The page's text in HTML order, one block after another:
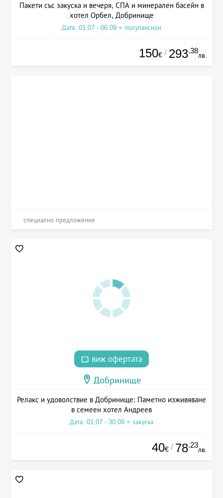
Пакети със закуска и вечеря, СПА и минерален басейн в
хотел Орбел, Добринище
Дата: 01.07 - 06.09 + полупансион
150€ / 293.38
лв.
специално предложение
виж офертата
Добринище
Релакс и удоволствие в Добринище: Паметно изживяване
в семеен хотел Андреев
Дата: 01.07 - 30.09 + закуска
40€ / 78.23
лв.